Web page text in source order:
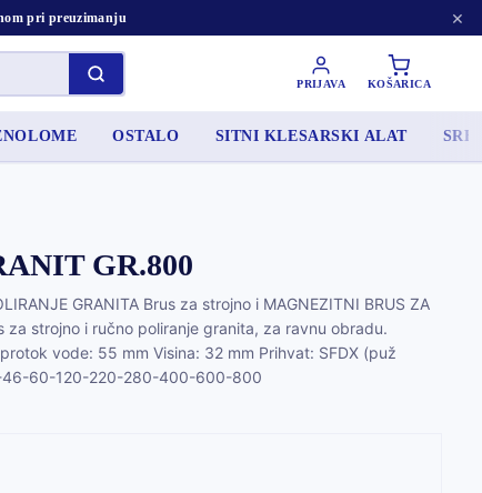
pri preuzimanju ×
PRIJAVA KOŠARICA
OSTALO SITNI KLESARSKI ALAT
GR.800
GRANITA Brus za strojno i MAGNEZITNI BRUS ZA
za strojno i ručno poliranje granita, za ravnu obradu.
vode: 55 mm Visina: 32 mm Prihvat: SFDX (puž
46-60-120-220-280-400-600-800